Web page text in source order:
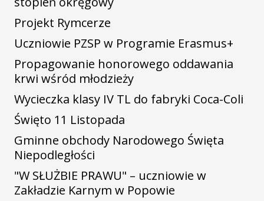
Projekt Rymcerze
Uczniowie PZSP w Programie Erasmus+
Propagowanie honorowego oddawania
krwi wśród młodzieży
Wycieczka klasy IV TL do fabryki Coca-Coli
Święto 11 Listopada
Gminne obchody Narodowego Święta
Niepodległości
"W SŁUŻBIE PRAWU" – uczniowie w
Zakładzie Karnym w Popowie